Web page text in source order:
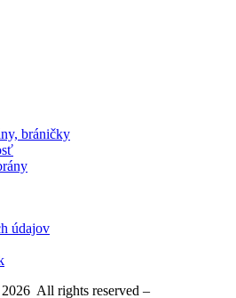
bráničky
údajov
All rights reserved –